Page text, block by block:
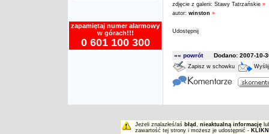
zapamiętaj numer alarmowy
w górach!!!
0 601 100 300
zdjęcie z galerii: Stawy Tatrzańskie »
autor: winston »
Udostępnij
«« powrótDodano: 2007-10-
Zapisz w schowku
Jeżeli znalazłeś/aś błąd , nieaktualną informację
zawartość tej strony i możesz je udostępnić -